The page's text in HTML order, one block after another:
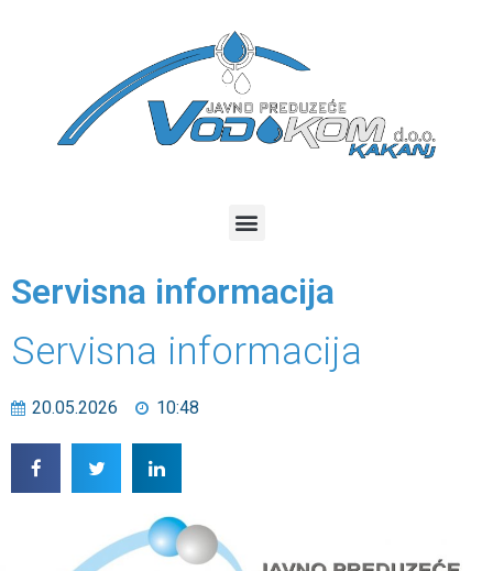
Servisna informacija
Servisna informacija
20.05.2026 10:48